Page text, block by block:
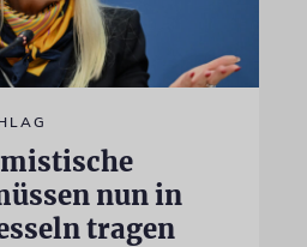
nun in
tragen